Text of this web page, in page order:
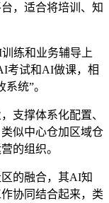
，适合将培训、知
训练和业务辅导上
考试和AI做课，相
统”。
支撑体系化配置、
似中心仓加区域仓
的组织。
的融合，其AI知
协同结合起来，类